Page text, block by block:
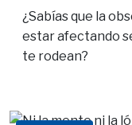
¿Sabías que la
estar afectando
te rodean?